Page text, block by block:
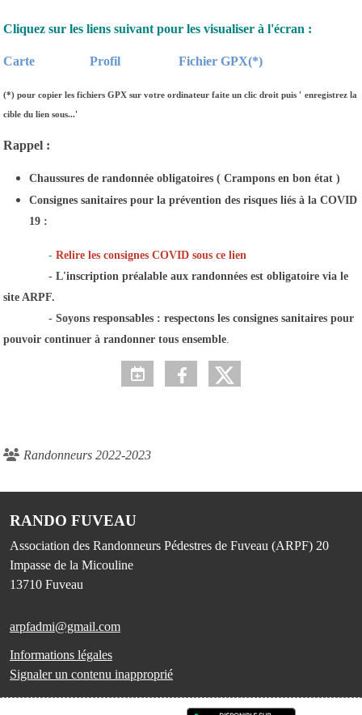
Cliquez sur les liens suivant pour les visualiser à l'écran :
Carte Profil Fichier GPX(*)
(*) pour copier les fichiers GPX sur votre ordinateur faite un clic droit puis ' enregistrez la
cible du lien sous...'
Rappel :
Chaussures de randonnée obligatoires ( Crampons en bon état )
Consignes sanitaires pour la prévention des risques liés à la COVID
19 :
- Relire les consignes COVID sous ce lien
- L'inscription préalable aux randonnées est obligatoire via le
site ARPF.
- Soyons responsables : respectons les consignes sanitaires pour
pouvoir continuer à randonner tous ensemble
Randonneurs 2022-2023
RANDO FUVEAU
Association des Randonneurs Pédestres de Fuveau (ARPF) 20
Impasse de la Micouline
13710 Fuveau
arpfadmi@gmail.com
Informations légales
Signaler un contenu inapproprié